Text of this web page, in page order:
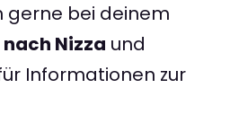
gerne bei deinem
Nizza und
Informationen zur